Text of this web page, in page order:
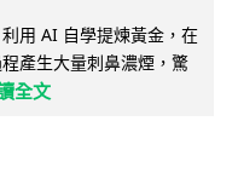
用 AI 自學提煉黃金，在
產生大量刺鼻濃煙，驚
全文